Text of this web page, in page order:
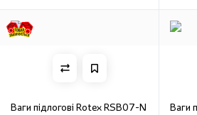
Ваги підлогові Rotex RSB07-N Ваги